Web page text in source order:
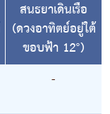
สนธยาเดินเรือ
(ดวงอาทิตย์อยู่ใต้
ขอบฟ้า 12°)
-